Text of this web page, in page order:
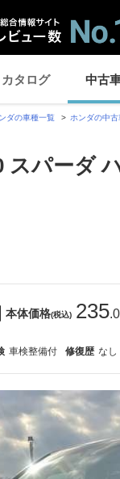
カタログ 中古
ダの車種一覧 ホンダの中古
スパーダ
本体価格(税込) 235.0
車検整備付 修復歴 なし